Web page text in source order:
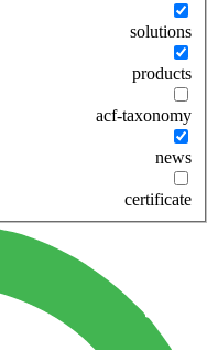
solutions
products
acf-taxonomy
news
certificate